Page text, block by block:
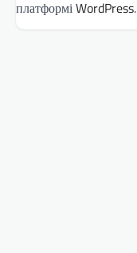
платформіWordPress.